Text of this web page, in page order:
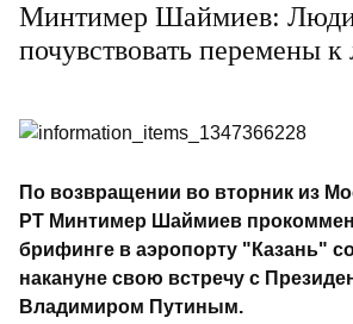
Минтимер Шаймиев:
почувствовать перемены
По возвращении во вторник из
РТ Минтимер Шаймиев
брифинге в аэропорту "Казань"
накануне свою встречу с
Владимиром Путиным.